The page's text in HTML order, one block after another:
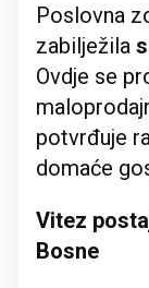
Poslovna
zabilježila
Ovdje se
potvrđuje
domaće
Vitez
Bosne